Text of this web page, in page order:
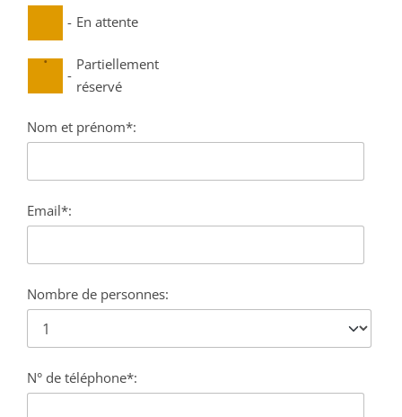
- En attente
·
-
Partiellement
réservé
Nom et prénom*:
Email*:
Nombre de personnes:
N° de téléphone*: